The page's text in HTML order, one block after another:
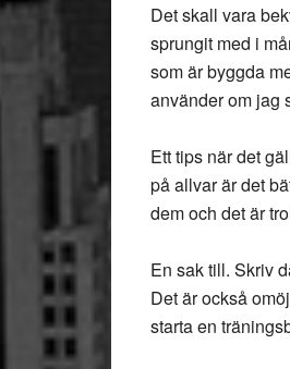
Det skall vara
sprungit med i
som är byggda
använder om jag
Ett tips när det
på allvar är det
dem och det är
En sak till. Skriv
Det är också
starta en